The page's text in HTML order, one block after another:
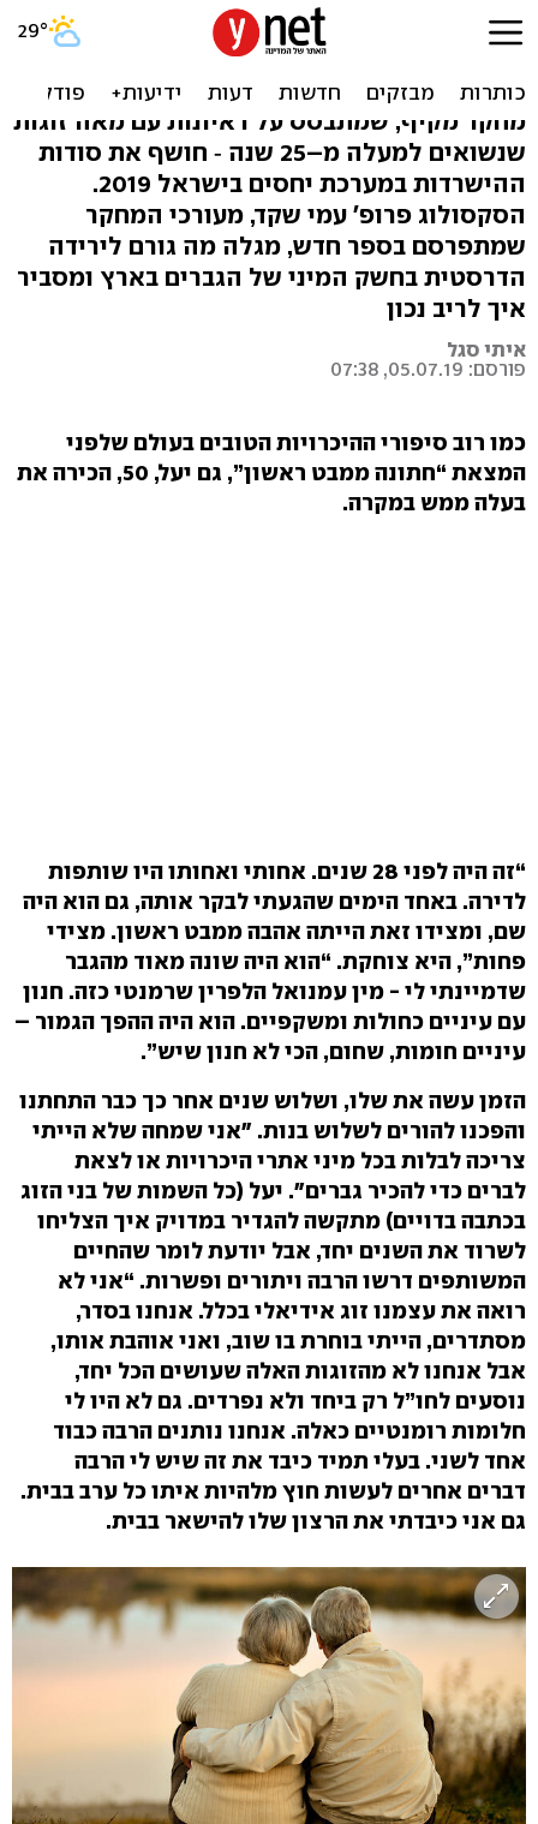
"בגידה היא לא סיבה לפרק
מחקר מקיף, שמתבסס על ראיונות עם מאה זוגות
שנשואים למעלה מ–25 שנה ‑ חושף את סודות
ההישרדות במערכת יחסים בישראל 2019.
הסקסולוג פרופ' עמי שקד, מעורכי המחקר
שמתפרסם בספר חדש, מגלה מה גורם לירידה
הדרסטית בחשק המיני של הגברים בארץ ומסביר
איך לריב נכון
איתי סגל
פורסם: 05.07.19, 07:38
כמו רוב סיפורי ההיכרויות הטובים בעולם שלפני
המצאת “חתונה ממבט ראשון”, גם יעל, 50, הכירה את
בעלה ממש במקרה.
“זה היה לפני 28 שנים. אחותי ואחותו היו שותפות
לדירה. באחד הימים שהגעתי לבקר אותה, גם הוא היה
שם, ומצידו זאת הייתה אהבה ממבט ראשון. מצידי
פחות”, היא צוחקת. “הוא היה שונה מאוד מהגבר
שדמיינתי לי - מין עמנואל הלפרין שרמנטי כזה. חנון
עם עיניים כחולות ומשקפיים. הוא היה ההפך הגמור –
עיניים חומות, שחום, הכי לא חנון שיש”.
הזמן עשה את שלו, ושלוש שנים אחר כך כבר התחתנו
והפכנו להורים לשלוש בנות. "אני שמחה שלא הייתי
צריכה לבלות בכל מיני אתרי היכרויות או לצאת
לברים כדי להכיר גברים". יעל (כל השמות של בני הזוג
בכתבה בדויים) מתקשה להגדיר במדויק איך הצליחו
לשרוד את השנים יחד, אבל יודעת לומר שהחיים
המשותפים דרשו הרבה ויתורים ופשרות. “אני לא
רואה את עצמנו זוג אידיאלי בכלל. אנחנו בסדר,
מסתדרים, הייתי בוחרת בו שוב, ואני אוהבת אותו,
אבל אנחנו לא מהזוגות האלה שעושים הכל יחד,
נוסעים לחו”ל רק ביחד ולא נפרדים. גם לא היו לי
חלומות רומנטיים כאלה. אנחנו נותנים הרבה כבוד
אחד לשני. בעלי תמיד כיבד את זה שיש לי הרבה
דברים אחרים לעשות חוץ מלהיות איתו כל ערב בבית.
גם אני כיבדתי את הרצון שלו להישאר בבית.